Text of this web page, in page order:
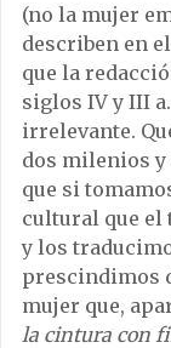
(no la mujer
describen en
que la
siglos IV y III
irrelevante.
dos milenios
que si
cultural que el
y los
prescindimos
mujer que,
la cintura con